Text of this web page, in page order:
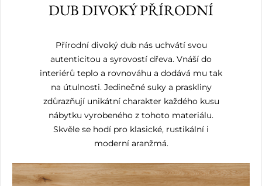
DUB DIVOKÝ PŘÍRODNÍ
Přírodní divoký dub nás uchvátí svou
autenticitou a syrovostí dřeva. Vnáší do
interiérů teplo a rovnováhu a dodává mu tak
na útulnosti. Jedinečné suky a praskliny
zdůrazňují unikátní charakter každého kusu
nábytku vyrobeného z tohoto materiálu.
Skvěle se hodí pro klasické, rustikální i
moderní aranžmá.